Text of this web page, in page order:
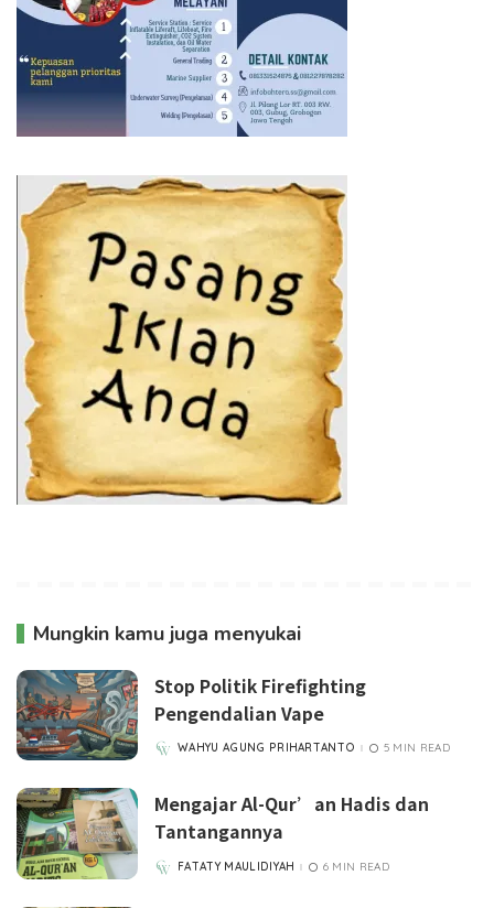
Mungkin kamu juga menyukai
Stop Politik Firefighting
Pengendalian Vape
POSTED
WAHYU AGUNG PRIHARTANTO 5 MIN READ
Mengajar Al-Qur’an Hadis dan
Tantangannya
POSTEDFATATY MAULIDIYAH 6 MIN READ